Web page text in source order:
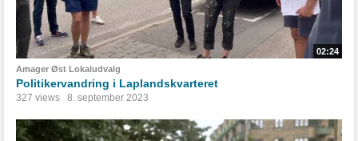
02:24
Amager Øst Lokaludvalg
Politikervandring i Laplandskvarteret
327 views 8. september 2023